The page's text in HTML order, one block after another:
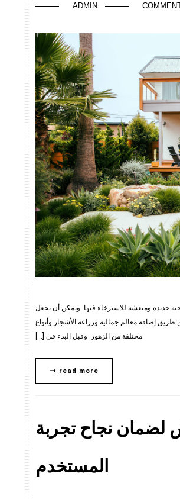
ADMIN
جديدة ومنعشة للاسترخاء فيها. ويمكن أن يجعل
إضافة معالم جمالية وزراعة الأشجار وأنواع
مختلفة من الزهور. وقبل البدء في […]
read more
لضمان نجاح تجربة
المستخدم